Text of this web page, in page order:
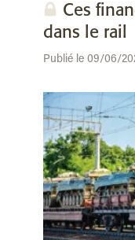
Ces
dans le rail
Publié le 09/06/